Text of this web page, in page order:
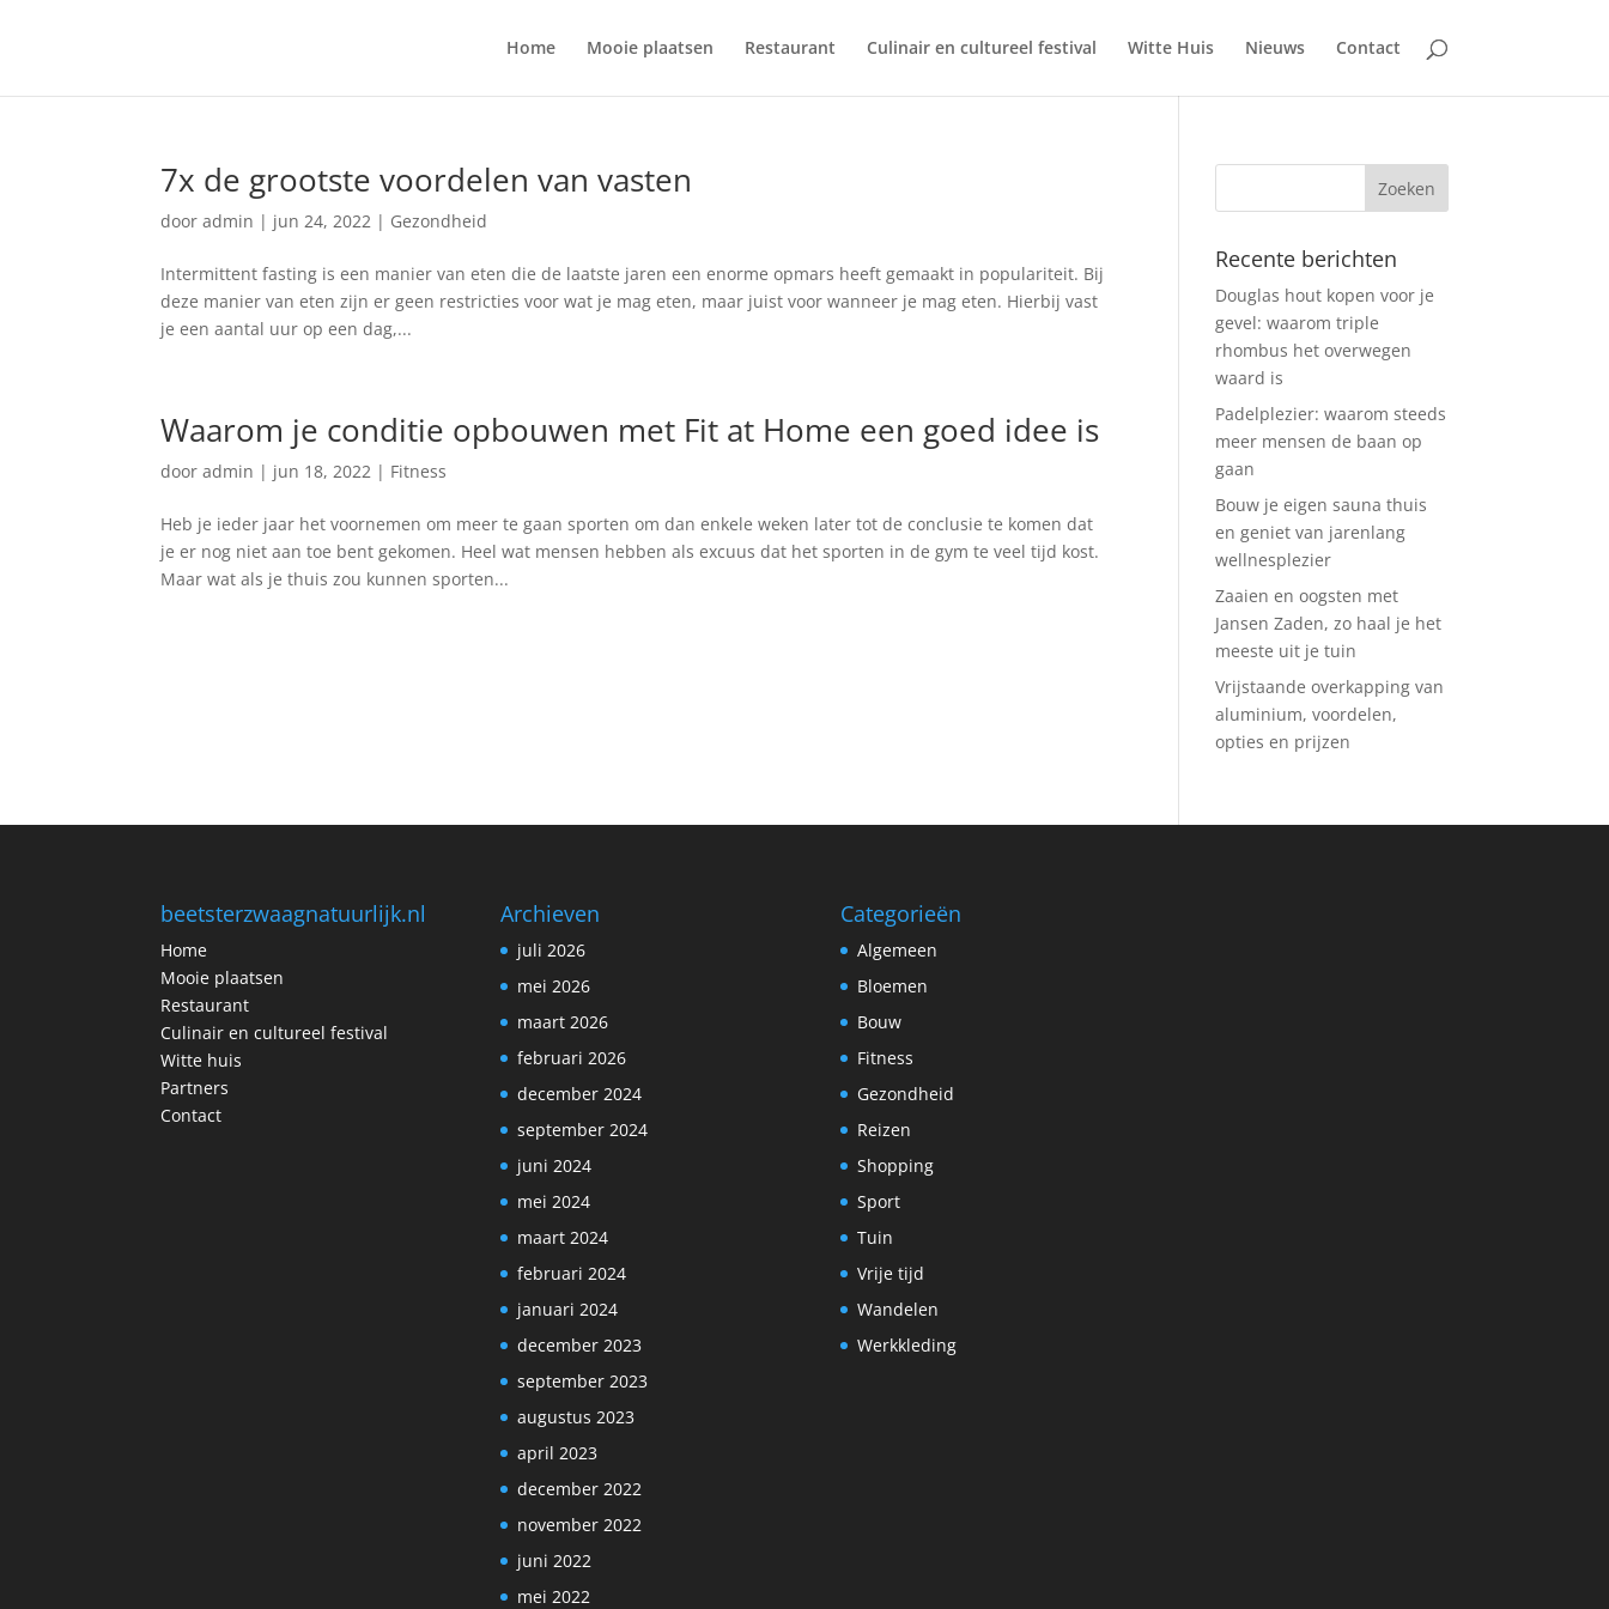
Home Mooie plaatsen Restaurant Culinair en cultureel festival Witte Huis Nieuws Contact
7x de grootste voordelen van vasten
dooradmin | jun 24, 2022 | Gezondheid
Intermittent fasting is een manier van eten die de laatste jaren een enorme opmars heeft gemaakt in populariteit. Bij
deze manier van eten zijn er geen restricties voor wat je mag eten, maar juist voor wanneer je mag eten. Hierbij vast
je een aantal uur op een dag,...
Waarom je conditie opbouwen met Fit at Home een goed idee is
dooradmin | jun 18, 2022 | Fitness
Heb je ieder jaar het voornemen om meer te gaan sporten om dan enkele weken later tot de conclusie te komen dat
je er nog niet aan toe bent gekomen. Heel wat mensen hebben als excuus dat het sporten in de gym te veel tijd kost.
Maar wat als je thuis zou kunnen sporten...
Recente berichten
Douglas hout kopen voor je
gevel: waarom triple
rhombus het overwegen
waard is
Padelplezier: waarom steeds
meer mensen de baan op
gaan
Bouw je eigen sauna thuis
en geniet van jarenlang
wellnesplezier
Zaaien en oogsten met
Jansen Zaden, zo haal je het
meeste uit je tuin
Vrijstaande overkapping van
aluminium, voordelen,
opties en prijzen
beetsterzwaagnatuurlijk.nl
Home
Mooie plaatsen
Restaurant
Culinair en cultureel festival
Witte huis
Partners
Contact
Archieven
juli 2026
mei 2026
maart 2026
februari 2026
december 2024
september 2024
juni 2024
mei 2024
maart 2024
februari 2024
januari 2024
december 2023
september 2023
augustus 2023
april 2023
december 2022
november 2022
juni 2022
mei 2022
Categorieën
Algemeen
Bloemen
Bouw
Fitness
Gezondheid
Reizen
Shopping
Sport
Tuin
Vrije tijd
Wandelen
Werkkleding